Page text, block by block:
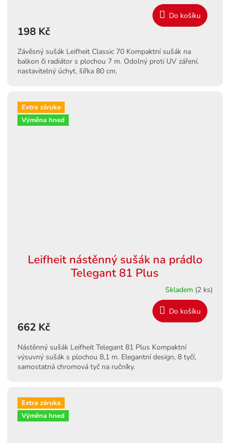
198 Kč
Do košíku
Závěsný sušák Leifheit Classic 70 Kompaktní sušák na
balkon či radiátor s plochou 7 m. Odolný proti UV záření,
nastavitelný úchyt, šířka 80 cm.
Extra záruka
Výměna hned
Leifheit nástěnný sušák na prádlo
Telegant 81 Plus
Skladem (2 ks)
662 Kč
Do košíku
Nástěnný sušák Leifheit Telegant 81 Plus Kompaktní
výsuvný sušák s plochou 8,1 m. Elegantní design, 8 tyčí,
samostatná chromová tyč na ručníky.
Extra záruka
Výměna hned